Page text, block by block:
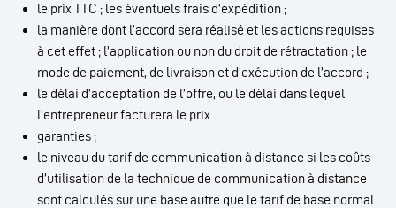
le prix TTC ; les éventuels frais d’expédition ;
la manière dont l’accord sera réalisé et les actions requises
à cet effet ; l’application ou non du droit de rétractation ; le
mode de paiement, de livraison et d’exécution de l’accord ;
le délai d’acceptation de l’offre, ou le délai dans lequel
l’entrepreneur facturera le prix
garanties ;
le niveau du tarif de communication à distance si les coûts
d’utilisation de la technique de communication à distance
sont calculés sur une base autre que le tarif de base normal